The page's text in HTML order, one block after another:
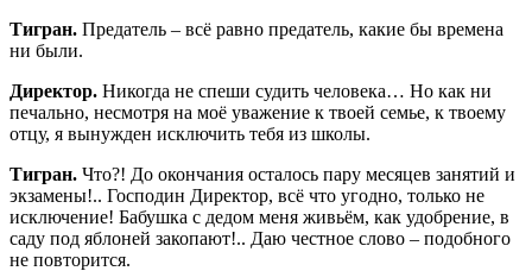
Тигран. Предатель – всё равно предатель, какие бы времена
ни были.
Директор. Никогда не спеши судить человека… Но как ни
печально, несмотря на моё уважение к твоей семье, к твоему
отцу, я вынужден исключить тебя из школы.
Тигран. Что?! До окончания осталось пару месяцев занятий и
экзамены!.. Господин Директор, всё что угодно, только не
исключение! Бабушка с дедом меня живьём, как удобрение, в
саду под яблоней закопают!.. Даю честное слово – подобного
не повторится.